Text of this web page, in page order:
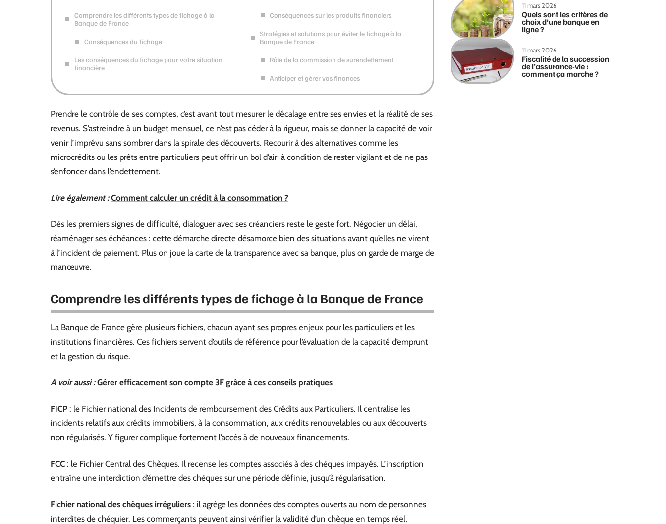
Comprendre les différents types de fichage à la
Banque de France
Conséquences du fichage
Les conséquences du fichage pour votre situation
financière
Conséquences sur les produits financiers
Stratégies et solutions pour éviter le fichage à la
Banque de France
Rôle de la commission de surendettement
Anticiper et gérer vos finances
Prendre le contrôle de ses comptes, c’est avant tout mesurer le décalage entre ses envies et la réalité de ses
revenus. S’astreindre à un budget mensuel, ce n’est pas céder à la rigueur, mais se donner la capacité de voir
venir l’imprévu sans sombrer dans la spirale des découverts. Recourir à des alternatives comme les
microcrédits ou les prêts entre particuliers peut offrir un bol d’air, à condition de rester vigilant et de ne pas
s’enfoncer dans l’endettement.
Lire également : Comment calculer un crédit à la consommation ?
Dès les premiers signes de difficulté, dialoguer avec ses créanciers reste le geste fort. Négocier un délai,
réaménager ses échéances : cette démarche directe désamorce bien des situations avant qu’elles ne virent
à l’incident de paiement. Plus on joue la carte de la transparence avec sa banque, plus on garde de marge de
manœuvre.
Comprendre les différents types de fichage à la Banque de France
La Banque de France gère plusieurs fichiers, chacun ayant ses propres enjeux pour les particuliers et les
institutions financières. Ces fichiers servent d’outils de référence pour l’évaluation de la capacité d’emprunt
et la gestion du risque.
A voir aussi : Gérer efficacement son compte 3F grâce à ces conseils pratiques
FICP : le Fichier national des Incidents de remboursement des Crédits aux Particuliers. Il centralise les
incidents relatifs aux crédits immobiliers, à la consommation, aux crédits renouvelables ou aux découverts
non régularisés. Y figurer complique fortement l’accès à de nouveaux financements.
FCC : le Fichier Central des Chèques. Il recense les comptes associés à des chèques impayés. L’inscription
entraîne une interdiction d’émettre des chèques sur une période définie, jusqu’à régularisation.
Fichier national des chèques irréguliers : il agrège les données des comptes ouverts au nom de personnes
interdites de chéquier. Les commerçants peuvent ainsi vérifier la validité d’un chèque en temps réel,
11 mars 2026
Quels sont les critères de
choix d’une banque en
ligne ?
11 mars 2026
Fiscalité de la succession
de l’assurance-vie :
comment ça marche ?